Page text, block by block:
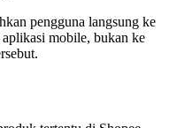
pengguna langsung ke
mobile, bukan ke